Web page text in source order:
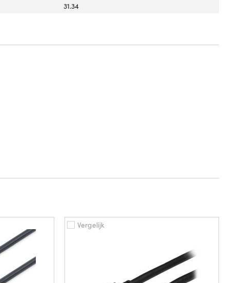
31.34
Vergelijk